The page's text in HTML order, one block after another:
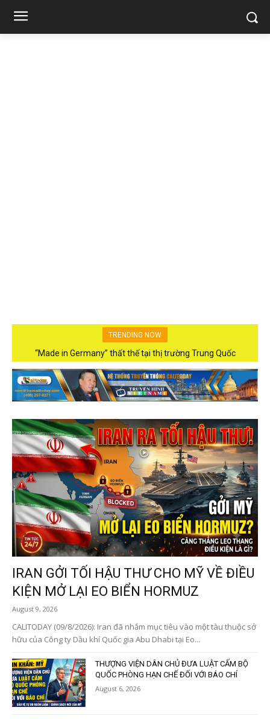
TRENDING NOW
“Made in Germany” thất thế tại thị trường Trung Quốc
Giá dầu tăng trở lại do hoài nghi về khả năng mở lại eo biển
Hormuz
IRAN GỞI TỐI HẬU THƯ CHO MỸ VỀ ĐIỀU
KIỆN MỞ LẠI EO BIỂN HORMUZ
August 9, 2026
CALITODAY (09/8/2026): Iran đã nhắm mục tiêu vào một tàu thuộc sở
hữu của Công ty Dầu khí Quốc gia Abu Dhabi tại Eo...
THƯỢNG VIỆN DÂN CHỦ ĐƯA LUẬT CẤM BỘ
QUỐC PHÒNG HẠN CHẾ ĐỐI VỚI BÁO CHÍ
August 6, 2026